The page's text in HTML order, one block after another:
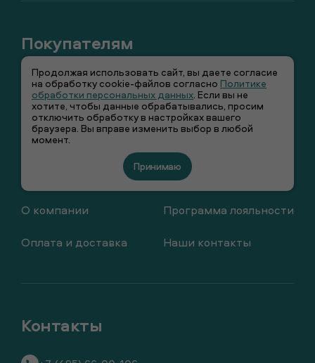
Адаптивная одежда
Сотрудничество
Наши магазины
О компании
Оплата и доставка
Сертификаты
Гарантия
Возврат
Программа лояльности
Наши контакты
Продолжая использовать сайт, вы даете согласие
на обработку cookie-файлов согласно Политике
обработки персональных данных. Если вы не
хотите, чтобы данные обрабатывались, просим
отключить обработку в настройках вашего
браузера. Вы вправе изменить выбор в любой
момент.
Принимаю